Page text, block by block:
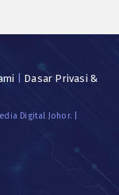
Dasar Privasi &
Digital Johor. |